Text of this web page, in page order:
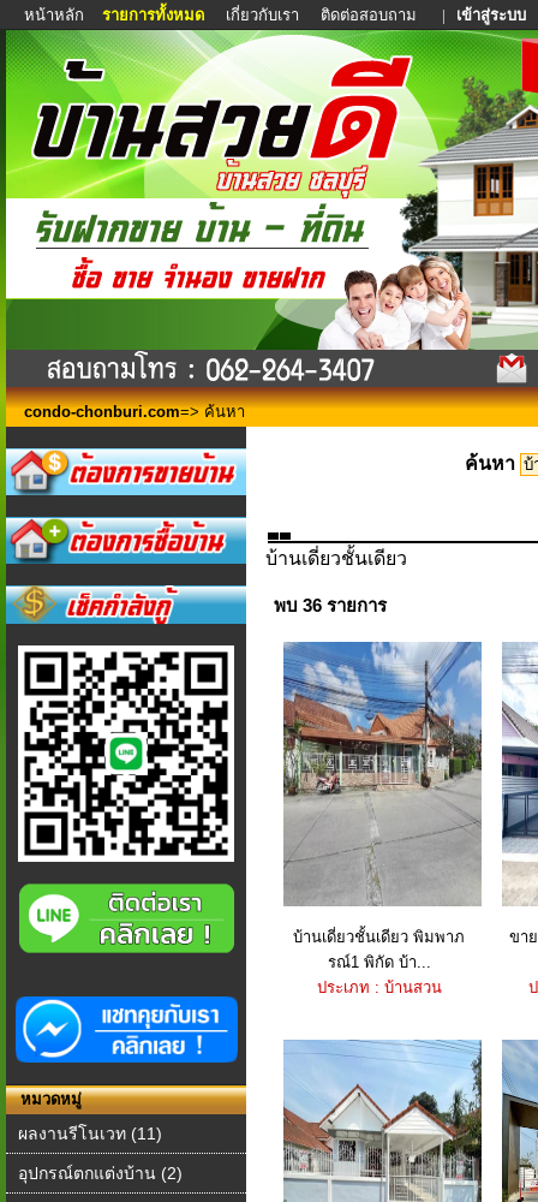
หน้าหลัก รายการทั้งหมด เกี่ยวกับเรา ติดต่อสอบถาม | เข้าสู่ระบบ
condo-chonburi.com=> ค้นหา
หมวดหมู่
ผลงานรีโนเวท (11)
อุปกรณ์ตกแต่งบ้าน (2)
ค้นหา
บ้านเดี่ยวชั้นเดียว
พบ 36 รายการ
บ้านเดี่ยวชั้นเดียว พิมพาภ
รณ์1 พิกัด บ้า...
ประเภท : บ้านสวน
ขา